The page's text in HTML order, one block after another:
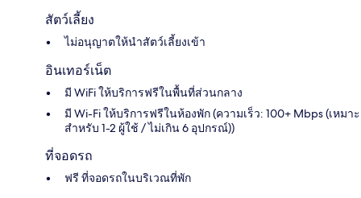
สัตว์เลี้ยง
ไม่อนุญาตให้นำสัตว์เลี้ยงเข้า
อินเทอร์เน็ต
มี WiFi ให้บริการฟรีในพื้นที่ส่วนกลาง
มี Wi-Fi ให้บริการฟรีในห้องพัก (ความเร็ว: 100+ Mbps (เหมาะ
สำหรับ 1-2 ผู้ใช้ / ไม่เกิน 6 อุปกรณ์))
ที่จอดรถ
ฟรี ที่จอดรถในบริเวณที่พัก